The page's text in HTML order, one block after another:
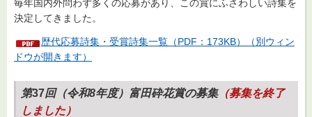
毎年国内外問わず多くの応募があり、この賞にふさわしい詩集を
決定してきました。
歴代応募詩集・受賞詩集一覧（PDF：173KB）（別ウィン
ドウが開きます）
第37回（令和8年度）富田砕花賞の募集（募集を終了
しました）